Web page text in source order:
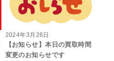
2024年3月26日
【お知らせ】本日の買取時間
変更のお知らせです